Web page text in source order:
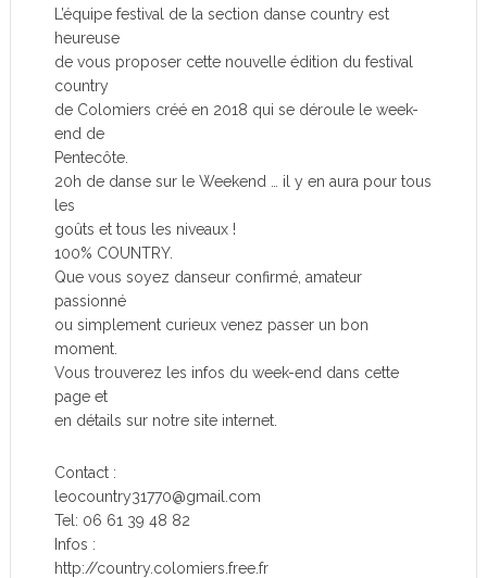
L’équipe festival de la section danse country est
heureuse
de vous proposer cette nouvelle édition du festival
country
de Colomiers créé en 2018 qui se déroule le week-
end de
Pentecôte.
20h de danse sur le Weekend … il y en aura pour tous
les
goûts et tous les niveaux !
100% COUNTRY.
Que vous soyez danseur confirmé, amateur
passionné
ou simplement curieux venez passer un bon
moment.
Vous trouverez les infos du week-end dans cette
page et
en détails sur notre site internet.
Contact :
leocountry31770@gmail.com
Tel: 06 61 39 48 82
Infos :
http://country.colomiers.free.fr